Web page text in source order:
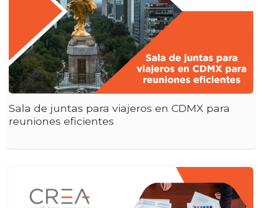
Sala de juntas para viajeros en CDMX para
reuniones eficientes